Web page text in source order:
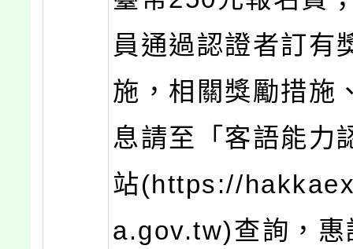
員通過認證者訂有
施，相關獎勵措施
息請至「客語能力
站(https://
a.gov.tw)查詢，惠